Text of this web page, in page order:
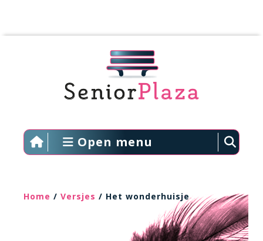
Open menu
Home / Versjes / Het wonderhuisje